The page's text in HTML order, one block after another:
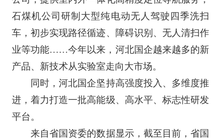
石煤机公司研制大型纯电动无人驾驶四季洗扫
车，初步实现路径循迹、障碍识别、无人清扫作
业等功能……今年以来，河北国企越来越多的新
产品、新技术从实验室走向大市场。
同时，河北国企坚持高强度投入、多维度推
进，着力打造一批高能级、高水平、标志性研发
平台。
来自省国资委的数据显示，截至目前，省国